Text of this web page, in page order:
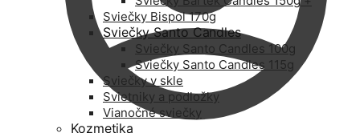
Sviečky Bispol 170g
Sviečky Santo Candles
Sviečky Santo Candles 100g
Sviečky Santo Candles 115g
Sviečky v skle
Svietniky a podložky
Vianočné sviečky
Kozmetika